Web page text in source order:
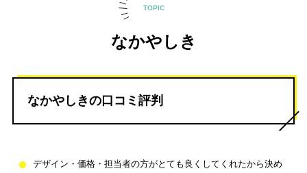
TOPIC
なかやしき
なかやしきの口コミ評判
デザイン・価格・担当者の方がとても良くしてくれたから決め